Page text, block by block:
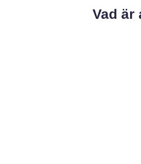
Vad är